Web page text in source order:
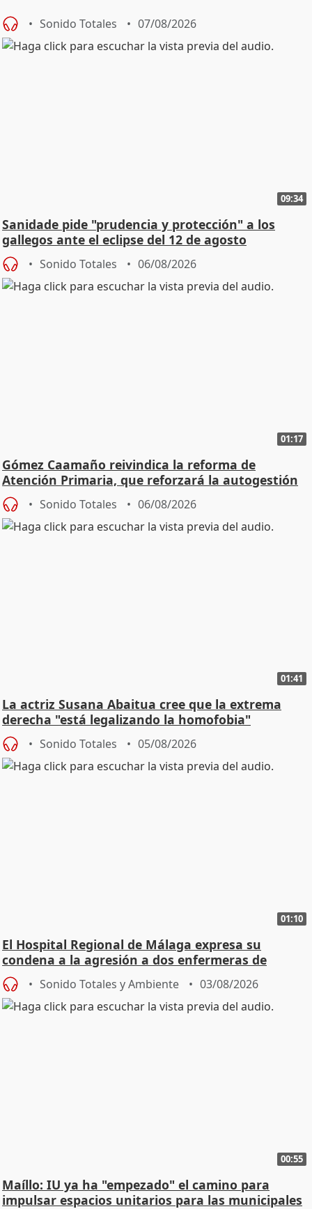
Sonido Totales 07/08/2026
09:34
Sanidade pide "prudencia y protección" a los
gallegos ante el eclipse del 12 de agosto
Sonido Totales 06/08/2026
01:17
Gómez Caamaño reivindica la reforma de
Atención Primaria, que reforzará la autogestión
Sonido Totales 06/08/2026
01:41
La actriz Susana Abaitua cree que la extrema
derecha "está legalizando la homofobia"
Sonido Totales 05/08/2026
01:10
El Hospital Regional de Málaga expresa su
condena a la agresión a dos enfermeras de
Urgencias
Sonido Totales y Ambiente 03/08/2026
00:55
Maíllo: IU ya ha "empezado" el camino para
impulsar espacios unitarios para las municipales